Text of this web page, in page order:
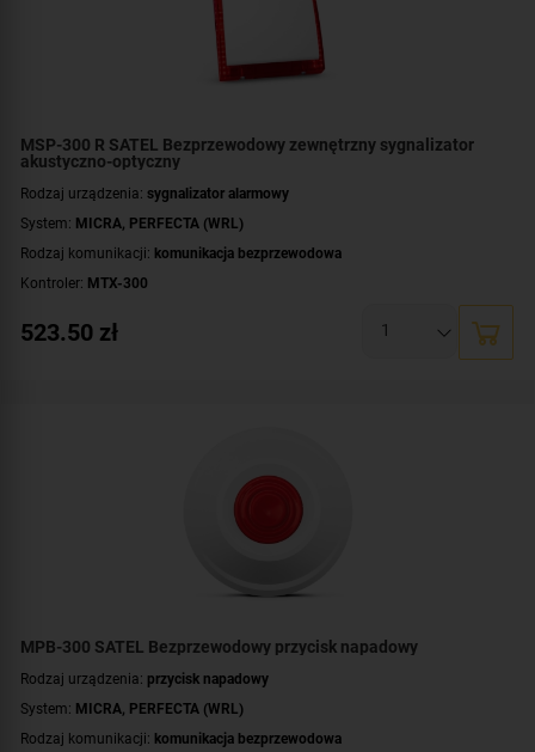
MSP-300 R SATEL Bezprzewodowy zewnętrzny sygnalizator
akustyczno-optyczny
Rodzaj urządzenia: sygnalizator alarmowy
System: MICRA PERFECTA (WRL)
Rodzaj komunikacji: komunikacja bezprzewodowa
Kontroler: MTX-300
Zasilanie:bateryjne
523.50 zł
MPB-300 SATEL Bezprzewodowy przycisk napadowy
Rodzaj urządzenia: przycisk napadowy
System: MICRA PERFECTA (WRL)
Rodzaj komunikacji: komunikacja bezprzewodowa